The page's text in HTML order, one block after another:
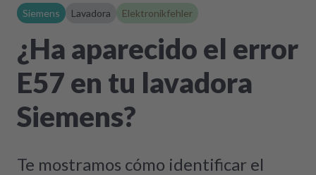
Siemens Lavadora Elektronikfehler
¿Ha aparecido el error
E57 en tu lavadora
Siemens?
Te mostramos cómo identificar el